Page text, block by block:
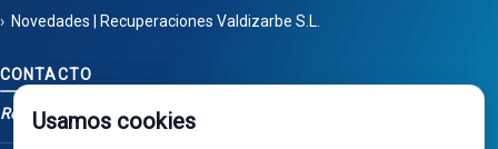
Novedades | Recuperaciones Valdizarbe S.L.
CONTACTO
Recuperaciones Valdizarbe
Usamos cookies